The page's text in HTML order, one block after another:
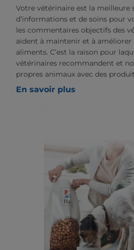
Votre vétérinaire est la meilleure
d’informations et de soins pour
les commentaires objectifs des
aident à maintenir et à améliorer
aliments. C’est la raison pour
vétérinaires recommandent et
propres animaux avec des
En savoir plus